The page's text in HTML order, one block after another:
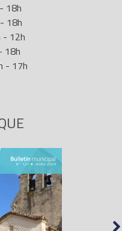
18h
18h
- 12h
18h
- 17h